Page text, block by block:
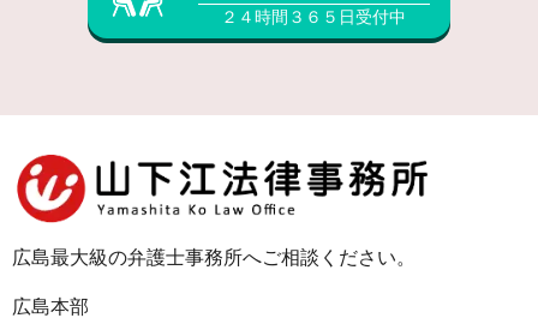
２４時間３６５日受付中
広島最大級の弁護士事務所へご相談ください。
広島本部